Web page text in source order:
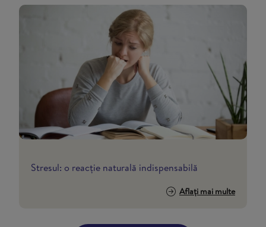
Stresul: o reacție naturală indispensabilă
Aflați mai multe